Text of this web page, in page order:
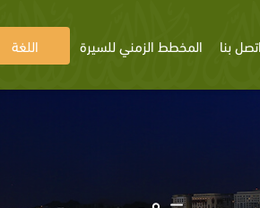
اتصل بنا المخطط الزمني للسيرة اللغة